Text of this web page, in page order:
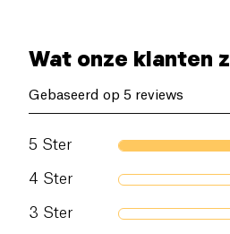
Wat onze klanten
Gebaseerd op 5 reviews
5 Ster
4 Ster
3 Ster